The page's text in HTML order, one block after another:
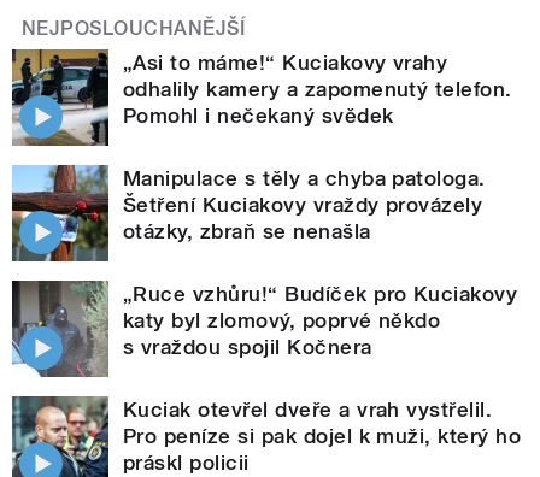
NEJPOSLOUCHANĚJŠÍ
„Asi to máme!“ Kuciakovy vrahy
odhalily kamery a zapomenutý telefon.
Pomohl i nečekaný svědek
Manipulace s těly a chyba patologa.
Šetření Kuciakovy vraždy provázely
otázky, zbraň se nenašla
„Ruce vzhůru!“ Budíček pro Kuciakovy
katy byl zlomový, poprvé někdo
s vraždou spojil Kočnera
Kuciak otevřel dveře a vrah vystřelil.
Pro peníze si pak dojel k muži, který ho
práskl policii